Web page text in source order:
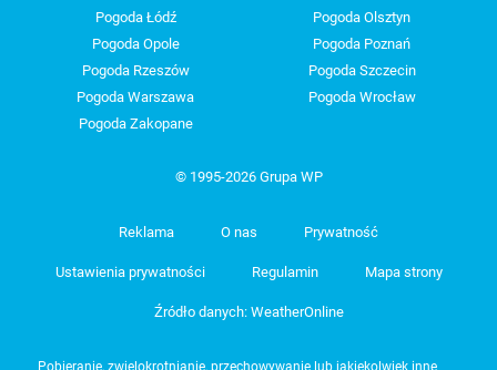
Pogoda Łódź
Pogoda Olsztyn
Pogoda Opole
Pogoda Poznań
Pogoda Rzeszów
Pogoda Szczecin
Pogoda Warszawa
Pogoda Wrocław
Pogoda Zakopane
© 1995-2026 Grupa WP
Reklama O nas Prywatność
Ustawienia prywatności Regulamin Mapa strony
Źródło danych: WeatherOnline
Pobieranie, zwielokrotnianie, przechowywanie lub jakiekolwiek inne